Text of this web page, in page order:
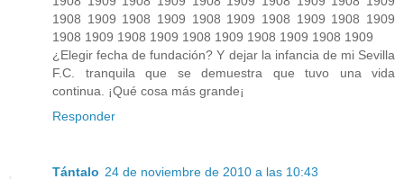
1908 1909 1908 1909 1908 1909 1908 1909 1908 1909
1908 1909 1908 1909 1908 1909 1908 1909 1908 1909
¿Elegir fecha de fundación? Y dejar la infancia de mi Sevilla
F.C. tranquila que se demuestra que tuvo una vida
continua. ¡Qué cosa más grande¡
Responder
Tántalo 24 de noviembre de 2010 a las 10:43